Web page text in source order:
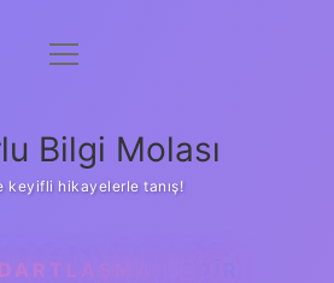
Anasayfa
Yasal Uyarı
menüyü
Bilgi Molası
keyifli hikayelerle tanış!
NEDIR